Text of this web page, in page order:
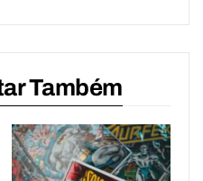
Também